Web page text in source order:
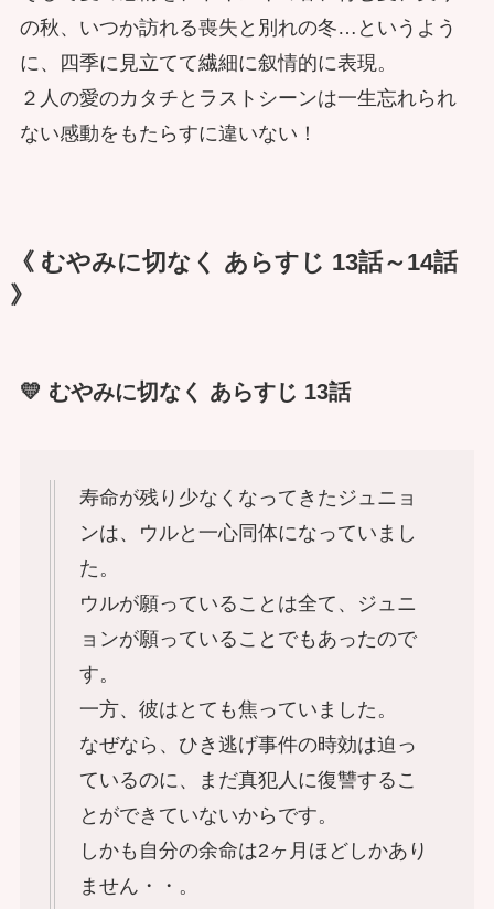
の秋、いつか訪れる喪失と別れの冬…というよう
に、四季に見立てて繊細に叙情的に表現。
２人の愛のカタチとラストシーンは一生忘れられ
ない感動をもたらすに違いない！
《 むやみに切なく あらすじ 13話～14話
》
💛 むやみに切なく あらすじ 13話
寿命が残り少なくなってきたジュニョ
ンは、ウルと一心同体になっていまし
た。
ウルが願っていることは全て、ジュニ
ョンが願っていることでもあったので
す。
一方、彼はとても焦っていました。
なぜなら、ひき逃げ事件の時効は迫っ
ているのに、まだ真犯人に復讐するこ
とができていないからです。
しかも自分の余命は2ヶ月ほどしかあり
ません・・。